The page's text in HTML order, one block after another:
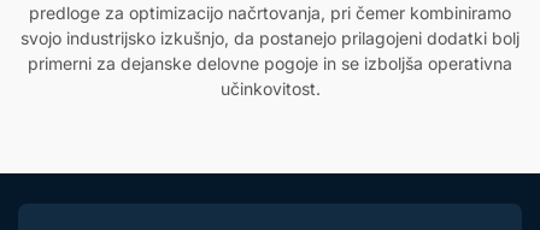
predloge za optimizacijo načrtovanja, pri čemer kombiniramo
svojo industrijsko izkušnjo, da postanejo prilagojeni dodatki bolj
primerni za dejanske delovne pogoje in se izboljša operativna
učinkovitost.